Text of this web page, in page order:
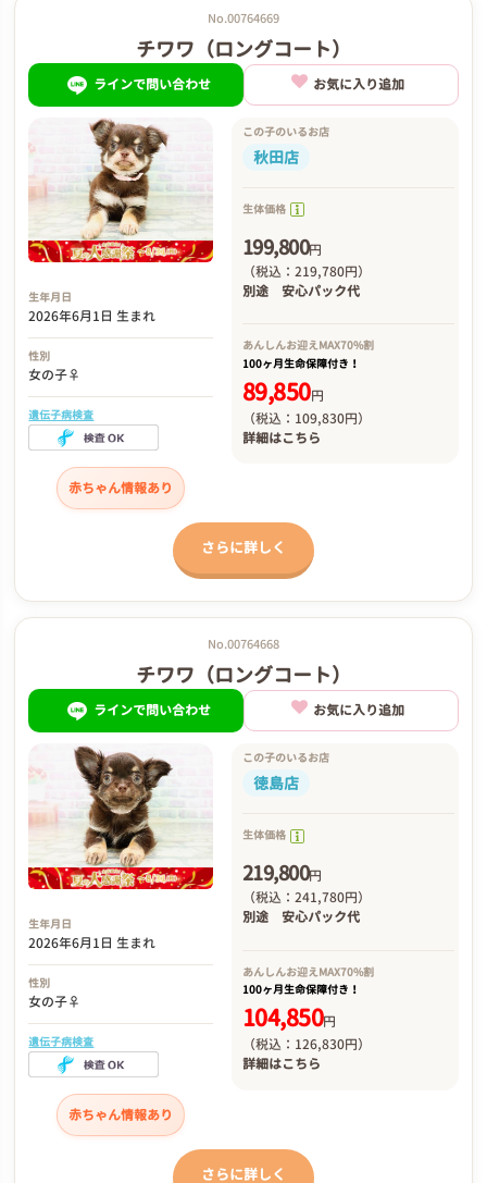
No.00764669
チワワ（ロングコート）
ラインで問い合わせ お気に入り追加
生年月日
2026年6月1日 生まれ
性別
女の子♀
遺伝子病検査
赤ちゃん情報あり
この子のいるお店
秋田店
生体価格
199,800円
（税込：219,780円）
別途 安心パック代
あんしんお迎えMAX70%割
100ヶ月生命保障付き！
89,850円
（税込：109,830円）
詳細はこちら
さらに詳しく
No.00764668
チワワ（ロングコート）
ラインで問い合わせ お気に入り追加
生年月日
2026年6月1日 生まれ
性別
女の子♀
遺伝子病検査
赤ちゃん情報あり
この子のいるお店
徳島店
生体価格
219,800円
（税込：241,780円）
別途 安心パック代
あんしんお迎えMAX70%割
100ヶ月生命保障付き！
104,850円
（税込：126,830円）
詳細はこちら
さらに詳しく